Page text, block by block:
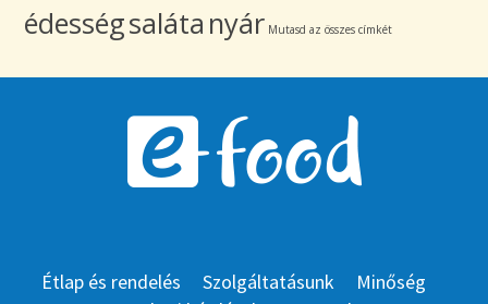
édességsaláta nyár Mutasd az összes címkét
Étlap és rendelés Szolgáltatásunk
Minőség